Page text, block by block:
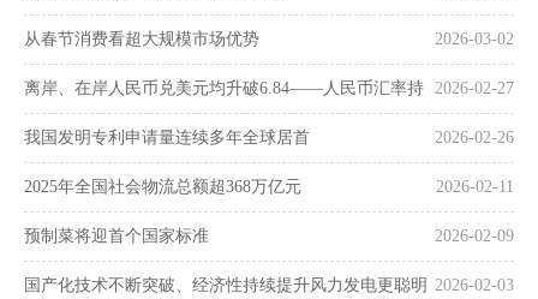
2026-03-02
从春节消费看超大规模市场优势
2026-02-27
离岸、在岸人民币兑美元均升破6.84——人民币汇率持
续走强 2026-02-26
我国发明专利申请量连续多年全球居首
2026-02-11
2025年全国社会物流总额超368万亿元
2026-02-09
预制菜将迎首个国家标准
2026-02-03
国产化技术不断突破、经济性持续提升风力发电更聪明